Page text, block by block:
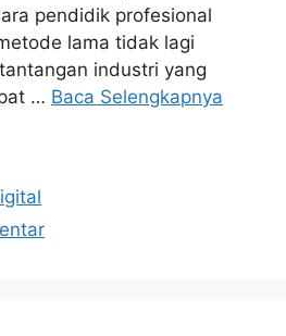
pendidik profesional
lama tidak lagi
industri yang
… Baca Selengkapnya